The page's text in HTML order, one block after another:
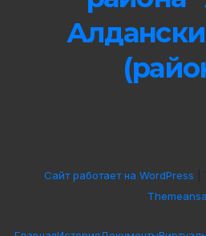
Сайт работает на WordPress